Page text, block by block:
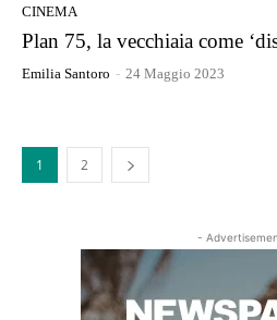
CINEMA
Plan 75, la vecchiaia come
Emilia Santoro - 24 Maggio 2023
1 2
-